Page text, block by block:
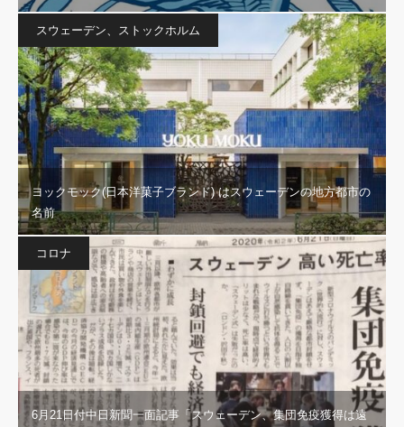
スウェーデン、ストックホルム
ヨックモック(日本洋菓子ブランド) はスウェーデンの地方都市の
名前
コロナ
6月21日付中日新聞一面記事「スウェーデン、集団免疫獲得は遠